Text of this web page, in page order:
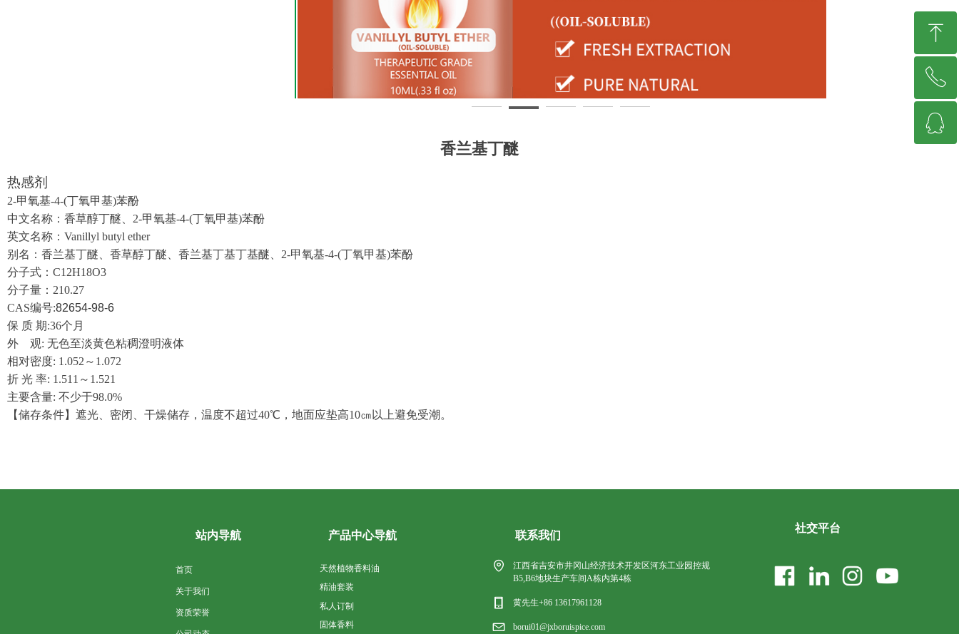
香兰基丁醚
热感剂
2-甲氧基-4-(丁氧甲基)苯酚
中文名称： 香草醇丁醚
2-甲氧基-4-(丁氧甲基)苯酚
英文名称： Vanillyl butyl ether
别名： 香兰基丁醚、 香草醇丁醚 、香兰基丁基丁基醚、 2-甲氧基-4-(丁氧甲基)苯酚
分子式： C12H18O3
分子量： 210.27
CAS编号:82654-98-6
保 质 期:36个月
外 观: 无色至淡黄色粘稠澄明液体
相对密度: 1.052～1.072
折 光 率: 1.511～1.521
主要含量: 不少于98.0%
【储存条件】遮光、密闭、干燥储存，温度不超过40℃，地面应垫高10㎝以上避免受潮。
首页
关于我们
资质荣誉
站内导航
天然植物香料油
精油套装
私人订制
固体香料
产品中心导航 联系我们
江西省吉安市井冈山经济技术开发区河东工业园控规
B5,B6地块生产车间A栋内第4栋
黄先生+86 13617961128
borui01@jxboruispice.com
社交平台
ꁸ
回到顶部
ꂅ
13617961128
ꁗ